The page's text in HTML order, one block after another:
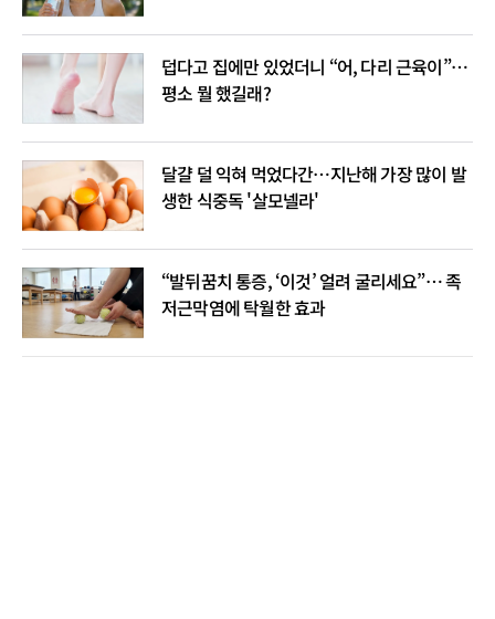
덥다고 집에만 있었더니 “어, 다리 근육이”…
평소 뭘 했길래?
달걀 덜 익혀 먹었다간…지난해 가장 많이 발
생한 식중독 '살모넬라'
“발뒤꿈치 통증, ‘이것’ 얼려 굴리세요”… 족
저근막염에 탁월한 효과